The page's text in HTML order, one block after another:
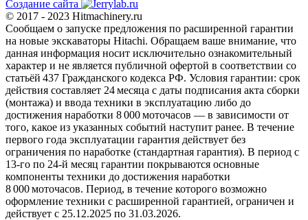
Создание сайта
© 2017 - 2023 Hitmachinery.ru
Сообщаем о запуске предложения по расширенной гарантии
на новые экскаваторы Hitachi. Обращаем ваше внимание, что
данная информация носит исключительно ознакомительный
характер и не является публичной офертой в соответствии со
статьёй 437 Гражданского кодекса РФ. Условия гарантии: срок
действия составляет 24 месяца с даты подписания акта сборки
(монтажа) и ввода техники в эксплуатацию либо до
достижения наработки 8 000 моточасов — в зависимости от
того, какое из указанных событий наступит ранее. В течение
первого года эксплуатации гарантия действует без
ограничения по наработке (стандартная гарантия). В период с
13‑го по 24‑й месяц гарантии покрываются основные
компоненты техники до достижения наработки
8 000 моточасов. Период, в течение которого возможно
оформление техники с расширенной гарантией, ограничен и
действует с 25.12.2025 по 31.03.2026.